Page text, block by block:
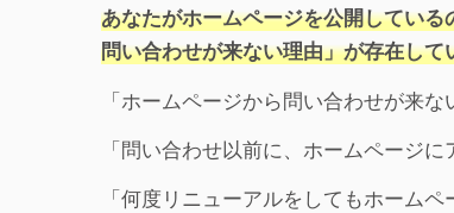
あなたがホームページを公開してい
問い合わせが来ない理由」が存在して
「ホームページから問い合わせが来
「問い合わせ以前に、ホームページ
「何度リニューアルをしてもホーム